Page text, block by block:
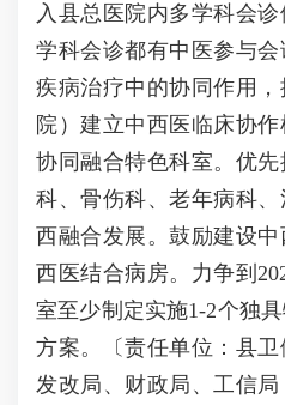
入县总医院内多学科会
学科会诊都有中医参与
疾病治疗中的协同作用
院）建立中西医临床协
协同融合特色科室。优
科、骨伤科、老年病科
西融合发展。鼓励建设
西医结合病房。力争到
室至少制定实施1-2个独
方案。〔责任单位：县
发改局、财政局、工信